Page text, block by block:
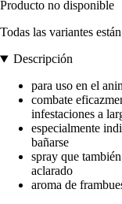
Producto no disponible
Todas las variantes
Descripción
para uso en el
combate
infestaciones a
especialmente
bañarse
spray que
aclarado
aroma de